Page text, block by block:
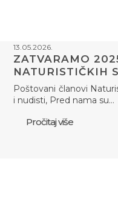
13.05.2026.
ZATVARAMO
NATURISTIČKIH
Poštovani članovi
i nudisti, Pred nama su…
Pročitaj više